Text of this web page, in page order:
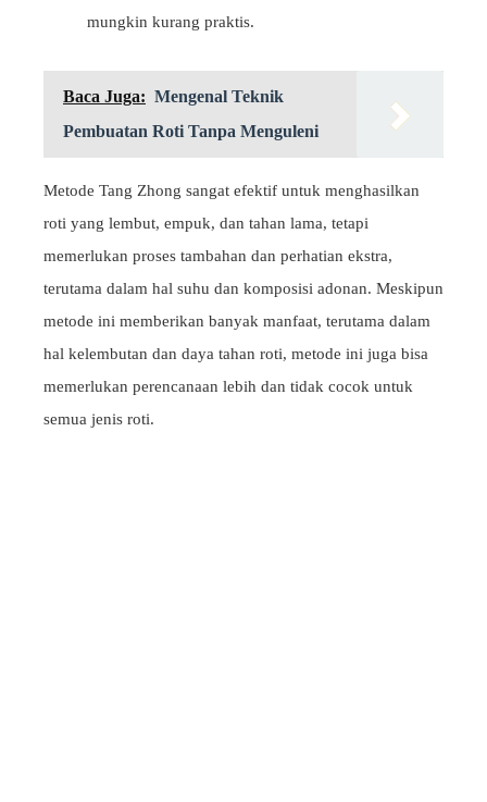
mungkin kurang praktis.
Baca Juga: Mengenal Teknik
Pembuatan Roti Tanpa Menguleni
Metode Tang Zhong sangat efektif untuk menghasilkan
roti yang lembut, empuk, dan tahan lama, tetapi
memerlukan proses tambahan dan perhatian ekstra,
terutama dalam hal suhu dan komposisi adonan. Meskipun
metode ini memberikan banyak manfaat, terutama dalam
hal kelembutan dan daya tahan roti, metode ini juga bisa
memerlukan perencanaan lebih dan tidak cocok untuk
semua jenis roti.